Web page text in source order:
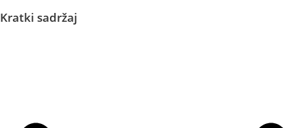
Kratki sadržaj